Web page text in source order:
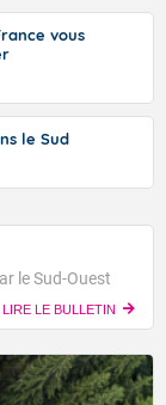
vous
le Sud
le Sud-Ouest
LIRE LE BULLETIN